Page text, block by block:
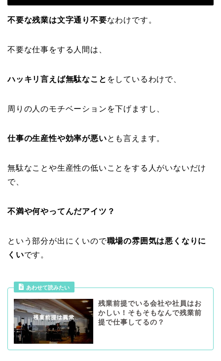
不要な残業は文字通り不要なわけです。
不要な仕事をする人間は、
ハッキリ言えば無駄なこと をしているわけで、
周りの人のモチベーションを下げますし、
仕事の生産性や効率が悪いとも言えます。
無駄なことや生産性の低いことをする人がいないだけ
で、
不満や何やってんだアイツ？
という部分が出にくいので職場の雰囲気は悪くなりに
くいです。
あわせて読みたい
残業前提でいる会社や社員はお
かしい！そもそもなんで残業前
提で仕事してるの？